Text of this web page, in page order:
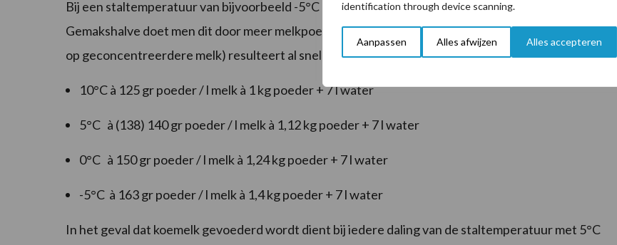
identification through device scanning.
Aanpassen Alles afwijzen Alles accepteren
Bij een staltemperatuur van bijvoorbeeld -5°C dient dan 30% harder gevoederd te worden.
Gemakshalve doet men dit door meer melkpoeder te verschaffen. Meer melk geven (als alternatief
op geconcentreerdere melk) resulteert al snel in meer arbeid, vb een derde dagelijkse voederbeurt.
10°C à 125 gr poeder / l melk à 1 kg poeder + 7 l water
5°C à (138) 140 gr poeder / l melk à 1,12 kg poeder + 7 l water
0°C à 150 gr poeder / l melk à 1,24 kg poeder + 7 l water
-5°C à 163 gr poeder / l melk à 1,4 kg poeder + 7 l water
In het geval dat koemelk gevoederd wordt dient bij iedere daling van de staltemperatuur met 5°C